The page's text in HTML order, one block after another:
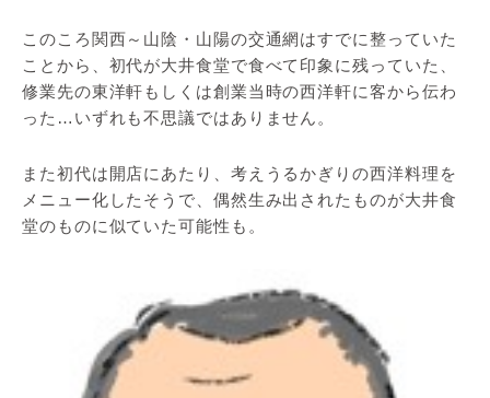
このころ関西～山陰・山陽の交通網はすでに整っていた
ことから、初代が大井食堂で食べて印象に残っていた、
修業先の東洋軒もしくは創業当時の西洋軒に客から伝わ
った…いずれも不思議ではありません。
また初代は開店にあたり、考えうるかぎりの西洋料理を
メニュー化したそうで、偶然生み出されたものが大井食
堂のものに似ていた可能性も。